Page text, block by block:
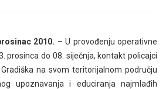
2010. – U provođenju operativne
prosinca do 08. siječnja, kontakt policajci
na svom teritorijalnom području
upoznavanja i educiranja najmlađih